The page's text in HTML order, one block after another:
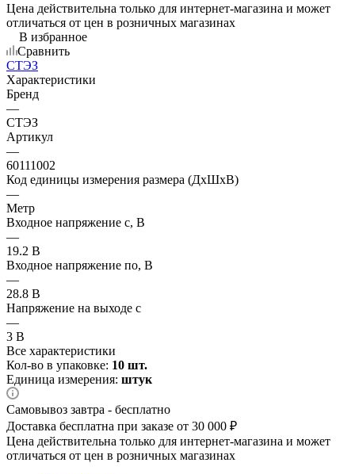
Цена действительна только для интернет-магазина и может
отличаться от цен в розничных магазинах
В избранное
Сравнить
СТЭЗ
Характеристики
Бренд
—
СТЭЗ
Артикул
—
60111002
Код единицы измерения размера (ДхШхВ)
—
Метр
Входное напряжение с, В
—
19.2 В
Входное напряжение по, В
—
28.8 В
Напряжение на выходе с
—
3 В
Все характеристики
Кол-во в упаковке: 10 шт.
Единица измерения: штук
Самовывоз завтра - бесплатно
Доставка бесплатна при заказе от 30 000 ₽
Цена действительна только для интернет-магазина и может
отличаться от цен в розничных магазинах